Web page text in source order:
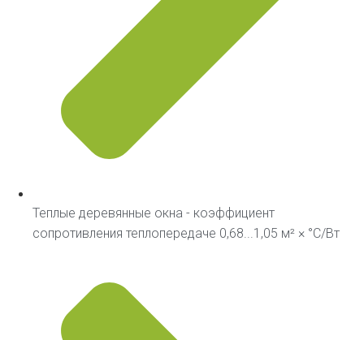
Теплые деревянные окна - коэффициент
сопротивления теплопередаче 0,68...1,05 м² × °С/Вт